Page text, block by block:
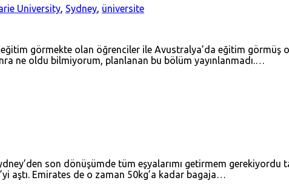
University Sydney üniversite
görmekte olan öğrenciler ile Avustralya’da eğitim görmüş
ne oldu bilmiyorum, planlanan bu bölüm yayınlanmadı.…
son dönüşümde tüm eşyalarımı getirmem
aştı. Emirates de o zaman 50kg’a kadar bagaja…